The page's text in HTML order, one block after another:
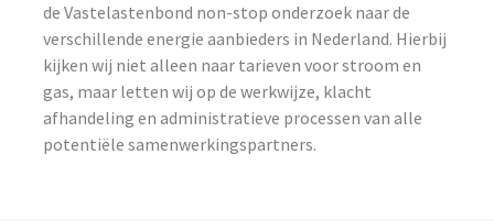
de Vastelastenbond non-stop onderzoek naar de
verschillende energie aanbieders in Nederland. Hierbij
kijken wij niet alleen naar tarieven voor stroom en
gas, maar letten wij op de werkwijze, klacht
afhandeling en administratieve processen van alle
potentiële samenwerkingspartners.